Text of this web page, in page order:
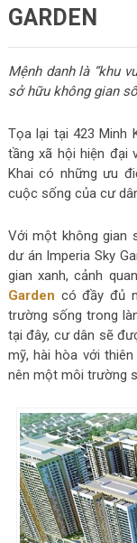
GARDEN
Mệnh danh là “khu
sở hữu không gian
Tọa lại tại 423 Minh
tầng xã hội hiện đại
Khai có những ưu
cuộc sống của cư
Với một không gian
dư án Imperia Sky
gian xanh, cảnh
Garden có đầy đủ
trường sống trong
tại đây, cư dân sẽ
mỹ, hài hòa với
nên một môi trường